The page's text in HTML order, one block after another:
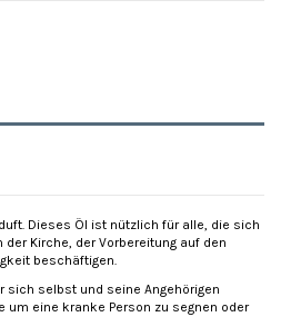
Dieses Öl ist nützlich für alle, die sich
Kirche, der Vorbereitung auf den
beschäftigen.
sich selbst und seine Angehörigen
um eine kranke Person zu segnen oder